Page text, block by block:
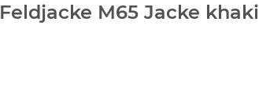
M65 Jacke khaki